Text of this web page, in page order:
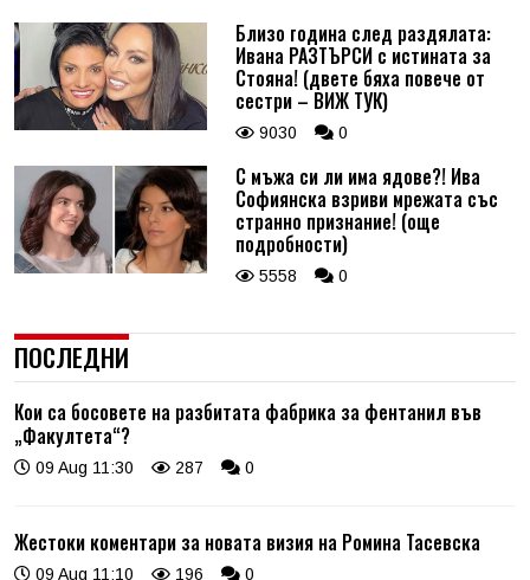
Близо година след раздялата:
Ивана РАЗТЪРСИ с истината за
Стояна! (двете бяха повече от
сестри – ВИЖ ТУК)
9030 0
С мъжа си ли има ядове?! Ива
Софиянска взриви мрежата със
странно признание! (още
подробности)
5558 0
ПОСЛЕДНИ
Кои са босовете на разбитата фабрика за фентанил във
„Факултета“?
09 Aug 11:30 287 0
Жестоки коментари за новата визия на Ромина Тасевска
09 Aug 11:10 196 0